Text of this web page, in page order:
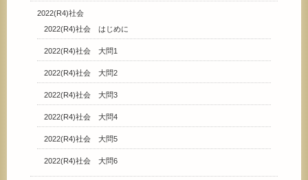
2022(R4)社会
2022(R4)社会 はじめに
2022(R4)社会 大問1
2022(R4)社会 大問2
2022(R4)社会 大問3
2022(R4)社会 大問4
2022(R4)社会 大問5
2022(R4)社会 大問6